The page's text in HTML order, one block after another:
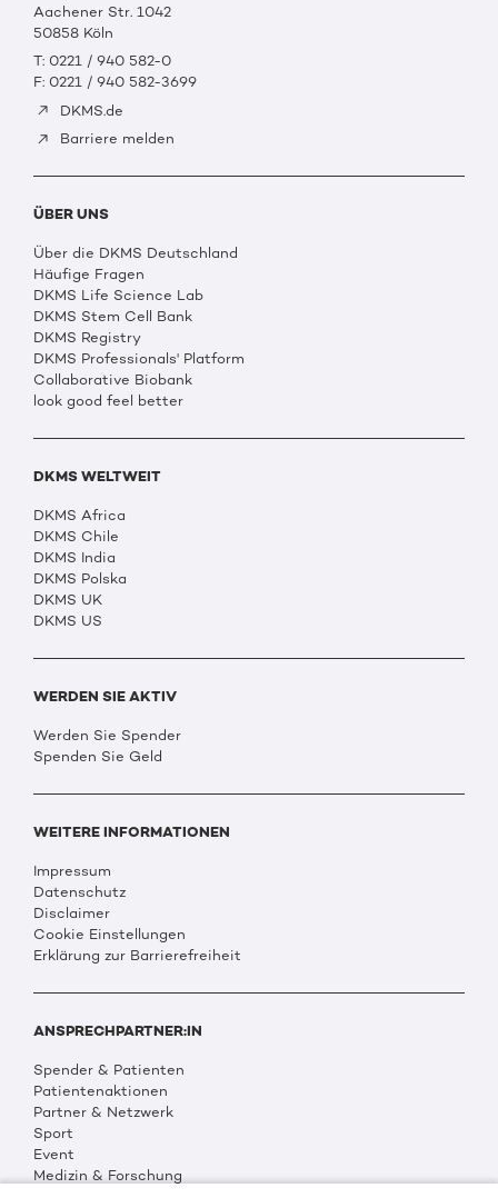
Aachener Str. 1042
50858 Köln
T: 0221 / 940 582-0
F: 0221 / 940 582-3699
DKMS.de
Barriere melden
ÜBER UNS
Über die DKMS Deutschland
Häufige Fragen
DKMS Life Science Lab
DKMS Stem Cell Bank
DKMS Registry
DKMS Professionals' Platform
Collaborative Biobank
look good feel better
DKMS WELTWEIT
DKMS Africa
DKMS Chile
DKMS India
DKMS Polska
DKMS UK
DKMS US
WERDEN SIE AKTIV
Werden Sie Spender
Spenden Sie Geld
WEITERE INFORMATIONEN
Impressum
Datenschutz
Disclaimer
Cookie Einstellungen
Erklärung zur Barrierefreiheit
ANSPRECHPARTNER:IN
Spender & Patienten
Patientenaktionen
Partner & Netzwerk
Sport
Event
Medizin & Forschung